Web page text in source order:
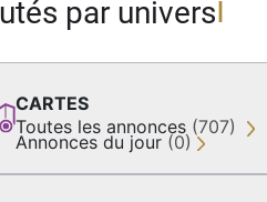
par univers
CARTES
Toutes les annonces (707)
Annonces du jour (0)